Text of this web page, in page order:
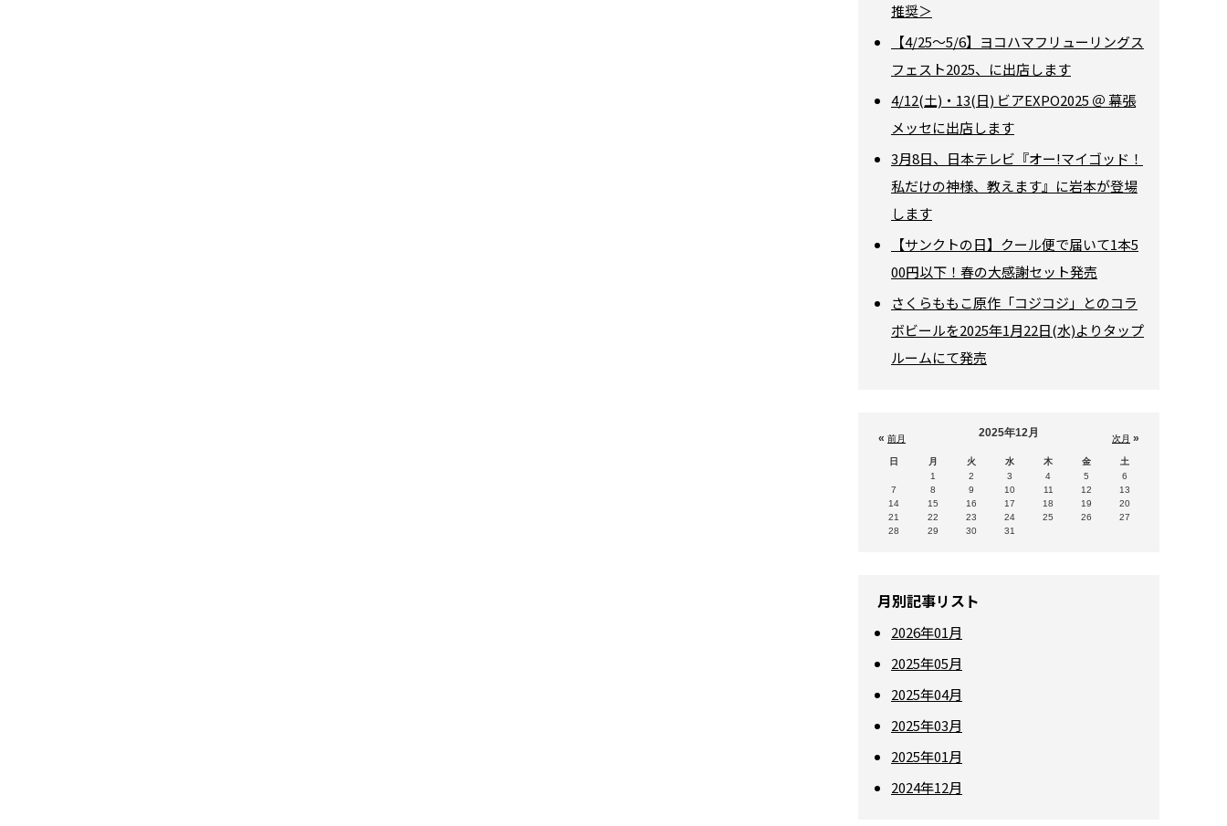
推奨＞
【4/25～5/6】ヨコハマフリューリングス
フェスト2025、に出店します
4/12(土)・13(日) ビアEXPO2025 ＠ 幕張
メッセに出店します
3月8日、日本テレビ『オー!マイゴッド！
私だけの神様、教えます』に岩本が登場
します
【サンクトの日】クール便で届いて1本5
00円以下！春の大感謝セット発売
さくらももこ原作「コジコジ」とのコラ
ボビールを2025年1月22日(水)よりタップ
ルームにて発売
« 前月 次月 »
2025年12月
日 月 火 水 木 金
土
1
2 3 4 5
6
7
8 9 10 11 12
13
14
15 16 17 18 19
20
21
22 23 24 25 26
27
28
29 30 31
月別記事リスト
2026年01月
2025年05月
2025年04月
2025年03月
2025年01月
2024年12月